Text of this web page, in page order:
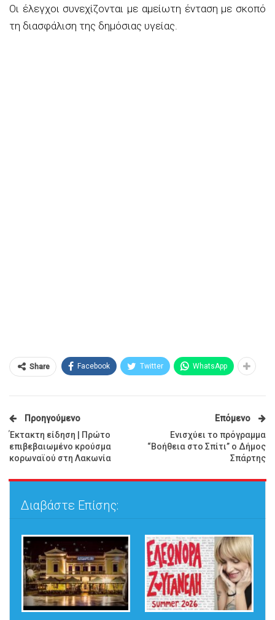
Οι έλεγχοι συνεχίζονται με αμείωτη ένταση με σκοπό
τη διασφάλιση της δημόσιας υγείας.
Share Facebook Twitter WhatsApp
Προηγούμενο
Έκτακτη είδηση | Πρώτο
επιβεβαιωμένο κρούσμα
κορωναϊού στη Λακωνία
Επόμενο
Ενισχύει το πρόγραμμα
“Βοήθεια στο Σπίτι” ο Δήμος
Σπάρτης
Διαβάστε Επίσης: